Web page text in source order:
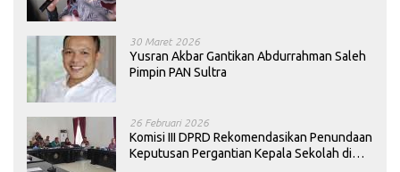
30 Maret 2026
Yusran Akbar Gantikan Abdurrahman Saleh
Pimpin PAN Sultra
26 Februari 2026
Komisi III DPRD Rekomendasikan Penundaan
Keputusan Pergantian Kepala Sekolah di